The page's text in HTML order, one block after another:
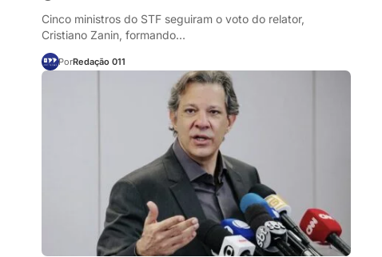
Cinco ministros do STF seguiram o voto do relator,
Cristiano Zanin, formando…
PorRedação 011